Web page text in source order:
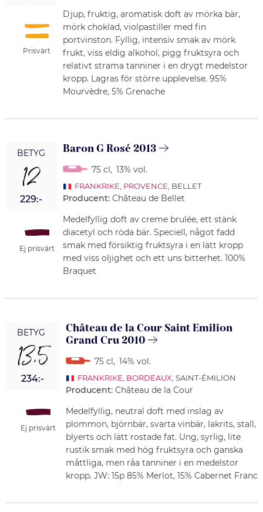
Prisvärt
Djup, fruktig, aromatisk doft av mörka bär,
mörk choklad, violpastiller med fin
portvinston. Fyllig, intensiv smak av mörk
frukt, viss eldig alkohol, pigg fruktsyra och
relativt strama tanniner i en drygt medelstor
kropp. Lagras för större upplevelse. 95%
Mourvèdre, 5% Grenache
BETYG
12
229:-
Ej prisvärt
Baron G Rosé 2013
75 cl, 13% vol.
FRANKRIKE PROVENCE , BELLET
Producent: Château de Bellet
Medelfyllig doft av creme brulée, ett stänk
diacetyl och röda bär. Speciell, något fadd
smak med försiktig fruktsyra i en lätt kropp
med viss oljighet och ett uns bitterhet. 100%
Braquet
BETYG
13,5
234:-
Ej prisvärt
Château de la Cour Saint Emilion
Grand Cru 2010
75 cl, 14% vol.
FRANKRIKE BORDEAUX , SAINT-ÉMILION
Producent: Château de la Cour
Medelfyllig, neutral doft med inslag av
plommon, björnbär, svarta vinbär, lakrits, stall,
blyerts och lätt rostade fat. Ung, syrlig, lite
rustik smak med hög fruktsyra och ganska
måttliga, men råa tanniner i en medelstor
kropp. JW: 15p 85% Merlot, 15% Cabernet Franc